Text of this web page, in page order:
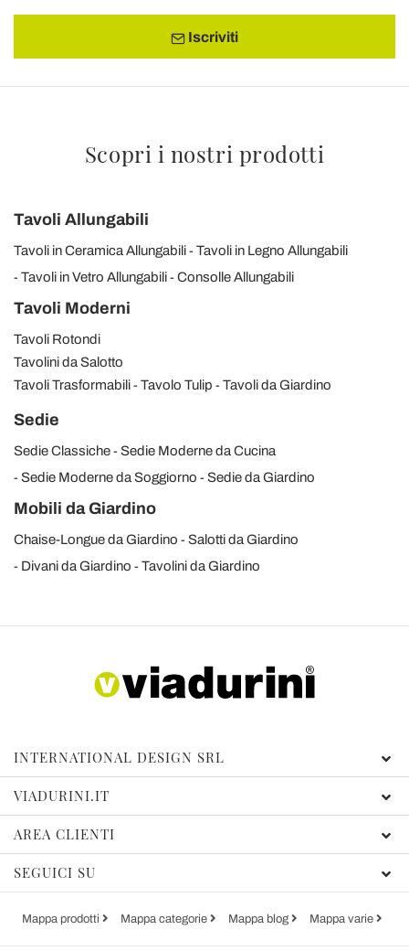
Iscriviti
Scopri i nostri prodotti
Tavoli Allungabili
Tavoli in Ceramica Allungabili
Tavoli in Legno Allungabili
Tavoli in Vetro Allungabili
Consolle Allungabili
Tavoli Moderni
Tavoli Rotondi
Tavolini da Salotto
Tavoli Trasformabili
Tavolo Tulip Tavoli da Giardino
Sedie
Sedie Classiche
Sedie Moderne da Cucina
Sedie Moderne da Soggiorno
Sedie da Giardino
Mobili da Giardino
Chaise-Longue da Giardino
Salotti da Giardino
Divani da Giardino
Tavolini da Giardino
INTERNATIONAL DESIGN SRL
VIADURINI.IT
AREA CLIENTI
SEGUICI SU
Mappa prodotti Mappa categorie Mappa blog Mappa varie